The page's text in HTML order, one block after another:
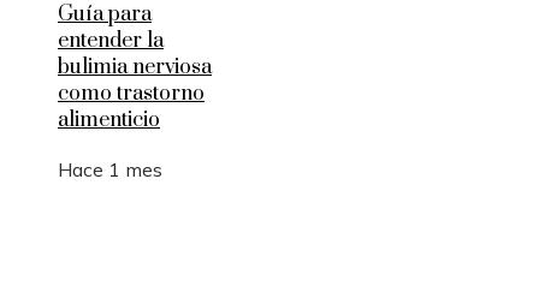
Guía para
entender la
bulimia nerviosa
como trastorno
alimenticio
Hace 1 mes